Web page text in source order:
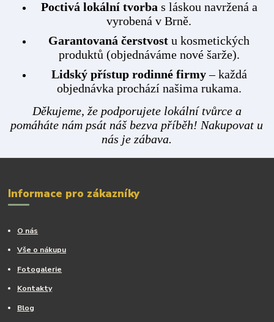
Poctivá lokální tvorbas láskou navržená a
vyrobená v Brně.
Garantovaná čerstvost u kosmetických
produktů (objednáváme nové šarže).
Lidský přístup rodinné firmy– každá
objednávka prochází našima rukama.
Děkujeme, že podporujete lokální tvůrce a
pomáháte nám psát náš bezva příběh! Nakupovat u
nás je zábava.
Informace pro zákazníky
O nás
Vše o nákupu
Fotogalerie
Kontakty
Blog